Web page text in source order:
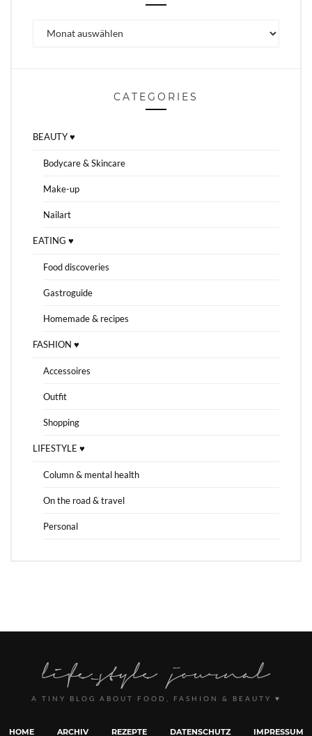
CATEGORIES
BEAUTY ♥
Bodycare & Skincare
Make-up
Nailart
EATING ♥
Food discoveries
Gastroguide
Homemade & recipes
FASHION ♥
Accessoires
Outfit
Shopping
LIFESTYLE ♥
Column & mental health
On the road & travel
Personal
A TINY BLOG ABOUT FOOD, FASHION & BEAUTY ♥
HOME ARCHIV REZEPTE DATENSCHUTZ IMPRESSUM